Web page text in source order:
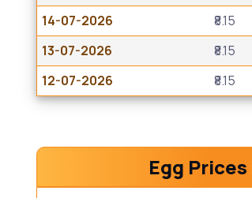
14-07-2026
₹8.15
13-07-2026
₹8.15
12-07-2026
₹8.15
Egg